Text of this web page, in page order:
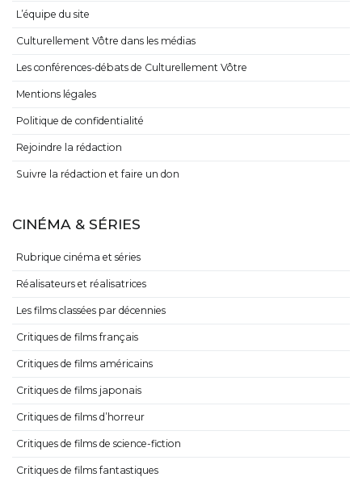
L’équipe du site
Culturellement Vôtre dans les médias
Les conférences-débats de Culturellement Vôtre
Mentions légales
Politique de confidentialité
Rejoindre la rédaction
Suivre la rédaction et faire un don
CINÉMA & SÉRIES
Rubrique cinéma et séries
Réalisateurs et réalisatrices
Les films classées par décennies
Critiques de films français
Critiques de films américains
Critiques de films japonais
Critiques de films d’horreur
Critiques de films de science-fiction
Critiques de films fantastiques